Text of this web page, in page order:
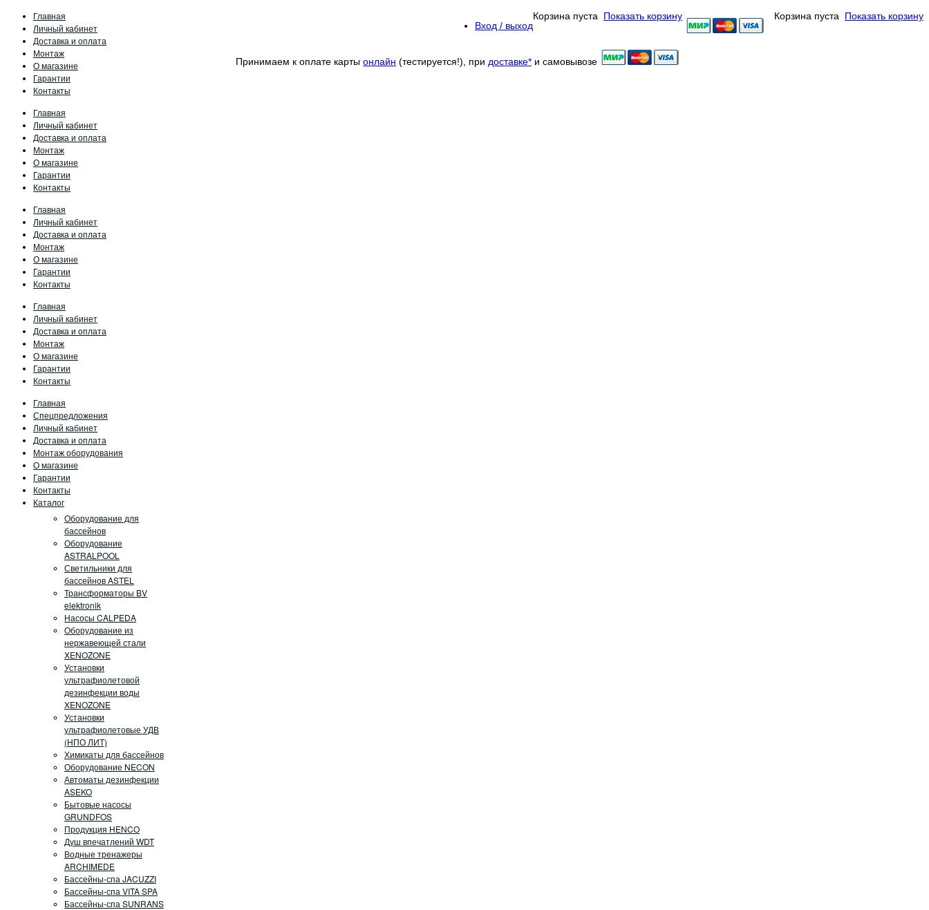
Корзина пуста Показать корзину
Корзина пуста
Показать корзину
Вход / выход
Принимаем к оплате карты онлайн (тестируется!), при доставке* и самовывозе
Главная
Личный кабинет
Доставка и оплата
Монтаж
О магазине
Гарантии
Контакты
Главная
Личный кабинет
Доставка и оплата
Монтаж
О магазине
Гарантии
Контакты
Главная
Личный кабинет
Доставка и оплата
Монтаж
О магазине
Гарантии
Контакты
Главная
Личный кабинет
Доставка и оплата
Монтаж
О магазине
Гарантии
Контакты
Главная
Спецпредложения
Личный кабинет
Доставка и оплата
Монтаж оборудования
О магазине
Гарантии
Контакты
Каталог
Оборудование для
бассейнов
Оборудование
ASTRALPOOL
Светильники для
бассейнов ASTEL
Трансформаторы BV
elektronik
Насосы CALPEDA
Оборудование из
нержавеющей стали
XENOZONE
Установки
ультрафиолетовой
дезинфекции воды
XENOZONE
Установки
ультрафиолетовые УДВ
(НПО ЛИТ)
Химикаты для бассейнов
Оборудование NECON
Автоматы дезинфекции
ASEKO
Бытовые насосы
GRUNDFOS
Продукция HENCO
Душ впечатлений WDT
Водные тренажеры
ARCHIMEDE
Бассейны-спа JACUZZI
Бассейны-спа VITA SPA
Бассейны-спа SUNRANS